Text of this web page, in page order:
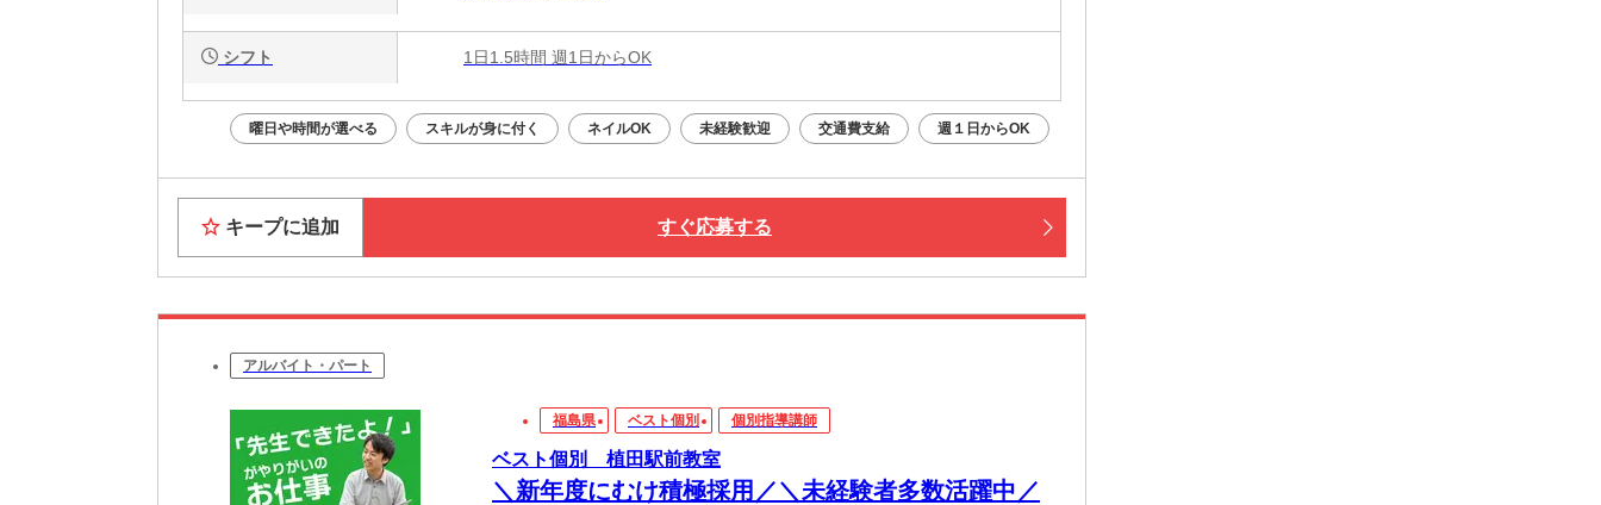
シフト 1日1.5時間 週1日からOK
曜日や時間が選べる スキルが身に付く ネイルOK 未経験歓迎 交通費支給 週１日からOK
キープに追加 すぐ応募する
アルバイト・パート
福島県 ベスト個別 個別指導講師
ベスト個別 植田駅前教室
＼新年度にむけ積極採用／＼未経験者多数活躍中／